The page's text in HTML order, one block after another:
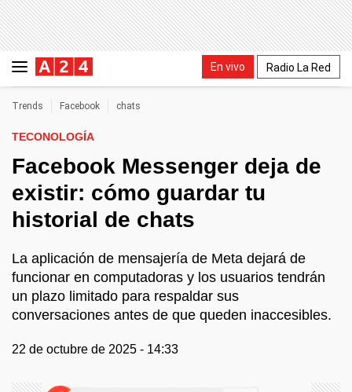
En vivo Radio La Red
Trends Facebook chats
TECONOLOGÍA
Facebook Messenger deja de
existir: cómo guardar tu
historial de chats
La aplicación de mensajería de Meta dejará de
funcionar en computadoras y los usuarios tendrán
un plazo limitado para respaldar sus
conversaciones antes de que queden inaccesibles.
22 de octubre de 2025 - 14:33